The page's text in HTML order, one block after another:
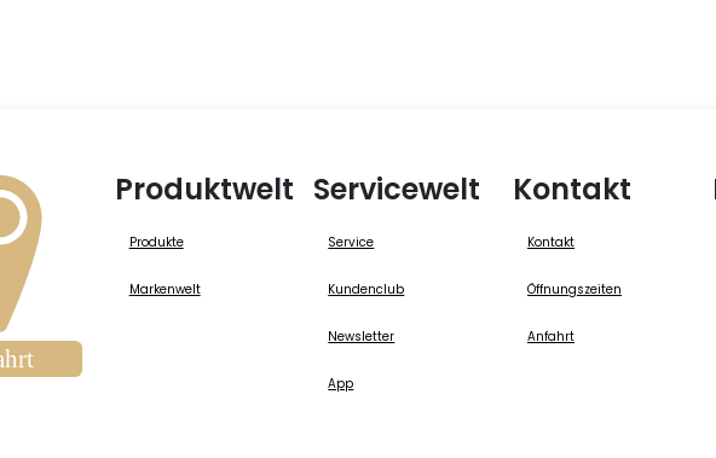
Produktwelt
Produkte
Markenwelt
Servicewelt
Service
Kundenclub
Newsletter
App
Kontakt
Kontakt
Öffnungszeiten
Anfahrt